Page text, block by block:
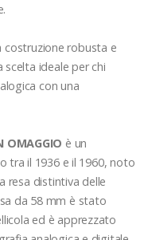
costruzione robusta e
ideale per chi
con una
è un
il 1936 e il 1960, noto
resa distintiva delle
da 58 mm è stato
ed è apprezzato